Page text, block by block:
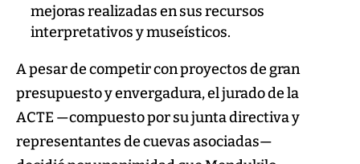
mejoras realizadas en sus recursos
interpretativos y museísticos.
A pesar de competir con proyectos de gran
presupuesto y envergadura, el jurado de la
ACTE —compuesto por su junta directiva y
representantes de cuevas asociadas—